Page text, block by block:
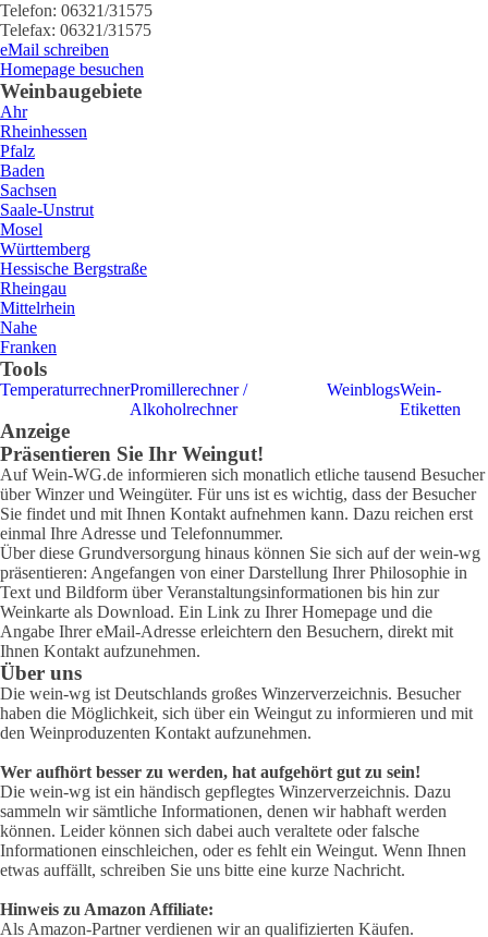
Telefon: 06321/31575
Telefax: 06321/31575
eMail schreiben
Homepage besuchen
Weinbaugebiete
Ahr
Rheinhessen
Pfalz
Baden
Sachsen
Saale-Unstrut
Mosel
Württemberg
Hessische Bergstraße
Rheingau
Mittelrhein
Nahe
Franken
Tools
TemperaturrechnerPromillerechner /
Alkoholrechner
WeinblogsWein-
Etiketten
Anzeige
Präsentieren Sie Ihr Weingut!
Auf Wein-WG.de informieren sich monatlich etliche tausend Besucher
über Winzer und Weingüter. Für uns ist es wichtig, dass der Besucher
Sie findet und mit Ihnen Kontakt aufnehmen kann. Dazu reichen erst
einmal Ihre Adresse und Telefonnummer.
Über diese Grundversorgung hinaus können Sie sich auf der wein-wg
präsentieren: Angefangen von einer Darstellung Ihrer Philosophie in
Text und Bildform über Veranstaltungsinformationen bis hin zur
Weinkarte als Download. Ein Link zu Ihrer Homepage und die
Angabe Ihrer eMail-Adresse erleichtern den Besuchern, direkt mit
Ihnen Kontakt aufzunehmen.
Über uns
Die wein-wg ist Deutschlands großes Winzerverzeichnis. Besucher
haben die Möglichkeit, sich über ein Weingut zu informieren und mit
den Weinproduzenten Kontakt aufzunehmen.
Wer aufhört besser zu werden, hat aufgehört gut zu sein!
Die wein-wg ist ein händisch gepflegtes Winzerverzeichnis. Dazu
sammeln wir sämtliche Informationen, denen wir habhaft werden
können. Leider können sich dabei auch veraltete oder falsche
Informationen einschleichen, oder es fehlt ein Weingut. Wenn Ihnen
etwas auffällt, schreiben Sie uns bitte eine kurze Nachricht.
Hinweis zu Amazon Affiliate:
Als Amazon-Partner verdienen wir an qualifizierten Käufen.